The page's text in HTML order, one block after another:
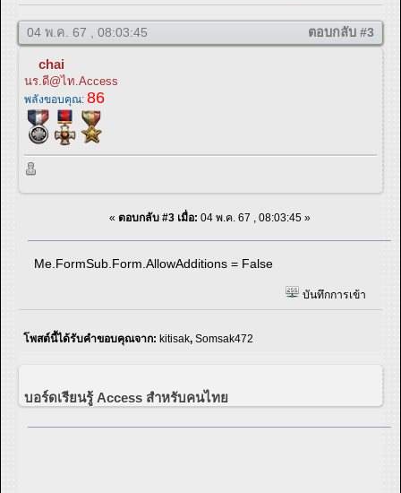
04 พ.ค. 67 , 08:03:45 ตอบกลับ #3
chai
นร.ดี@ไท.Access
พลังขอบคุณ: 86
« ตอบกลับ #3 เมื่อ: 04 พ.ค. 67 , 08:03:45 »
Me.FormSub.Form.AllowAdditions = False
บันทึกการเข้า
โพสต์นี้ได้รับคำขอบคุณจาก: kitisak, Somsak472
บอร์ดเรียนรู้ Access สำหรับคนไทย